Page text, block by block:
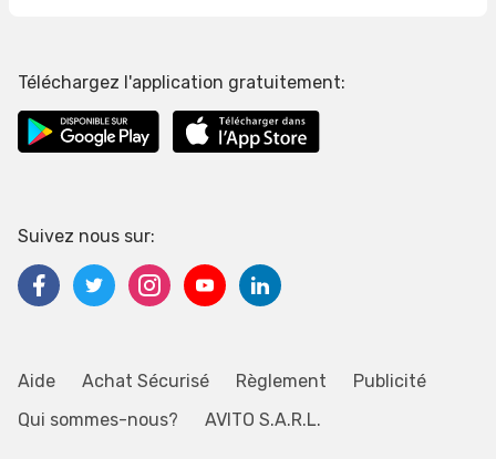
Aide Achat Sécurisé Règlement
Publicité
Qui sommes-nous?
AVITO S.A.R.L.
Téléchargez l'application gratuitement:
Suivez nous sur: